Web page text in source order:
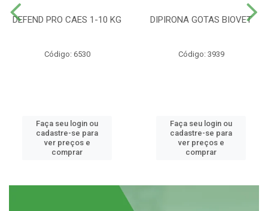
DEFEND PRO CAES 1-10 KG
Código: 6530
Faça seu login ou
cadastre-se para
ver preços e
comprar
DIPIRONA GOTAS BIOVET
Código: 3939
Faça seu login ou
cadastre-se para
ver preços e
comprar